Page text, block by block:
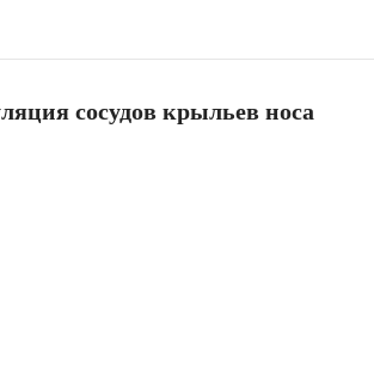
сосудов крыльев носа